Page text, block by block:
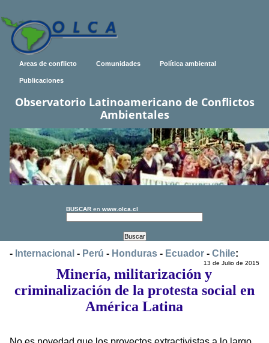
Areas de conflicto Comunidades Política ambiental
Publicaciones
Observatorio Latinoamericano de Conflictos
Ambientales
BUSCAR en www.olca.cl
- Internacional - Perú - Honduras - Ecuador - Chile:
13 de Julio de 2015
Minería, militarización y
criminalización de la protesta social en
América Latina